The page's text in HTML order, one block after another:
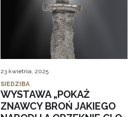
23 kwietnia, 2025
SIEDZIBA
WYSTAWA „POKAŻ
ZNAWCY BROŃ JAKIEGO